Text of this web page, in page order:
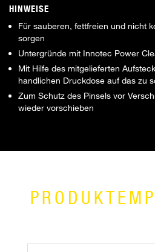
HINWEISE
Für sauberen, fettfreien und nicht
sorgen
Untergründe mit Innotec Power
Mit Hilfe des mitgelieferten
handlichen Druckdose auf das zu
Zum Schutz des Pinsels vor
wieder vorschieben